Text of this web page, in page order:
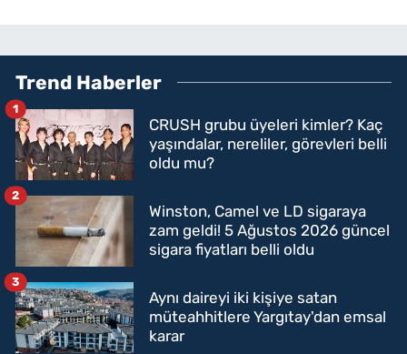
Trend Haberler
CRUSH grubu üyeleri kimler? Kaç
yaşındalar, nereliler, görevleri belli
oldu mu?
1
Winston, Camel ve LD sigaraya
zam geldi! 5 Ağustos 2026 güncel
sigara fiyatları belli oldu
2
Aynı daireyi iki kişiye satan
müteahhitlere Yargıtay'dan emsal
karar
3